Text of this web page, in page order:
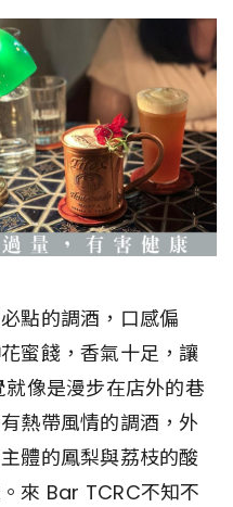
點的調酒，口感偏
蜜餞，香氣十足，讓
像是漫步在店外的巷
熱帶風情的調酒，外
體的鳳梨與荔枝的酸
來 Bar TCRC不知不